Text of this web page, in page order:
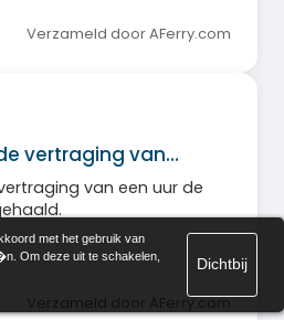
Verzameld door AFerry.com
vertraging van…
van een uur de
Verzameld door AFerry.com
met het gebruik van
Om deze uit te schakelen,
Dichtbij